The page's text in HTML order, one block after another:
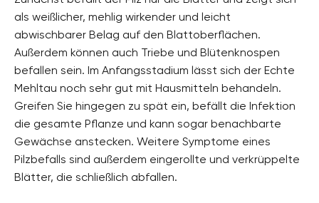
als weißlicher, mehlig wirkender und leicht
abwischbarer Belag auf den Blattoberflächen.
Außerdem können auch Triebe und Blütenknospen
befallen sein. Im Anfangsstadium lässt sich der Echte
Mehltau noch sehr gut mit Hausmitteln behandeln.
Greifen Sie hingegen zu spät ein, befällt die Infektion
die gesamte Pflanze und kann sogar benachbarte
Gewächse anstecken. Weitere Symptome eines
Pilzbefalls sind außerdem eingerollte und verkrüppelte
Blätter, die schließlich abfallen.